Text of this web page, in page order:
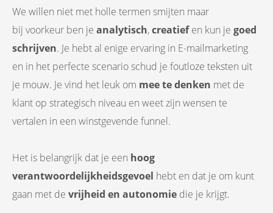
We willen niet met holle termen smijten maar
bij voorkeur ben je analytisch,creatiefen kun je goed
schrijven. Je hebt al enige ervaring in E-mailmarketing
en in het perfecte scenario schud je foutloze teksten uit
je mouw. Je vind het leuk om mee te denken met de
klant op strategisch niveau en weet zijn wensen te
vertalen in een winstgevende funnel.
Het is belangrijk dat je een hoog
verantwoordelijkheidsgevoel hebt en dat je om kunt
gaan met de vrijheid en autonomie die je krijgt.